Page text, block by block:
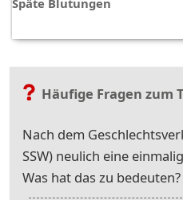
Häufige Fragen zum
Nach dem
SSW) neulich eine
Was hat das zu bedeuten?